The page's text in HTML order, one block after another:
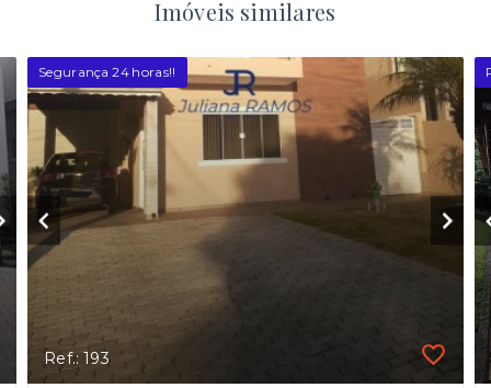
Imóveis similares
Segurança 24 horas!!
Ref.: 193